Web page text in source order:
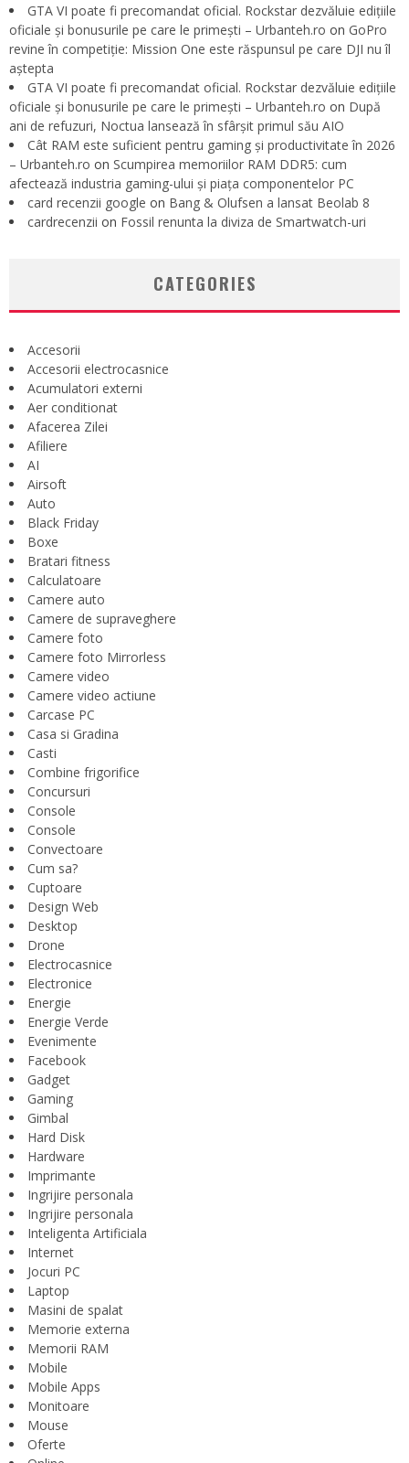
GTA VI poate fi precomandat oficial. Rockstar dezvăluie edițiile
oficiale și bonusurile pe care le primești – Urbanteh.ro on GoPro
revine în competiție: Mission One este răspunsul pe care DJI nu îl
aștepta
GTA VI poate fi precomandat oficial. Rockstar dezvăluie edițiile
oficiale și bonusurile pe care le primești – Urbanteh.ro on După
ani de refuzuri, Noctua lansează în sfârșit primul său AIO
Cât RAM este suficient pentru gaming și productivitate în 2026
– Urbanteh.ro on Scumpirea memoriilor RAM DDR5: cum
afectează industria gaming-ului și piața componentelor PC
card recenzii google on Bang & Olufsen a lansat Beolab 8
cardrecenzii on Fossil renunta la diviza de Smartwatch-uri
CATEGORIES
Accesorii
Accesorii electrocasnice
Acumulatori externi
Aer conditionat
Afacerea Zilei
Afiliere
AI
Airsoft
Auto
Black Friday
Boxe
Bratari fitness
Calculatoare
Camere auto
Camere de supraveghere
Camere foto
Camere foto Mirrorless
Camere video
Camere video actiune
Carcase PC
Casa si Gradina
Casti
Combine frigorifice
Concursuri
Console
Console
Convectoare
Cum sa?
Cuptoare
Design Web
Desktop
Drone
Electrocasnice
Electronice
Energie
Energie Verde
Evenimente
Facebook
Gadget
Gaming
Gimbal
Hard Disk
Hardware
Imprimante
Ingrijire personala
Ingrijire personala
Inteligenta Artificiala
Internet
Jocuri PC
Laptop
Masini de spalat
Memorie externa
Memorii RAM
Mobile
Mobile Apps
Monitoare
Mouse
Oferte